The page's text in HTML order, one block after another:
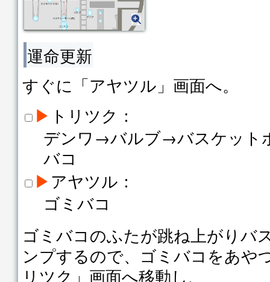
運命更新
すぐに「アヤツル」画面へ。
▶ トリツク：
デンワ→バルブ→バスケット
バコ
▶アヤツル：
ゴミバコ
ゴミバコのふたが跳ね上がりバ
ンプするので、ゴミバコをあや
リツク」画面へ移動し、